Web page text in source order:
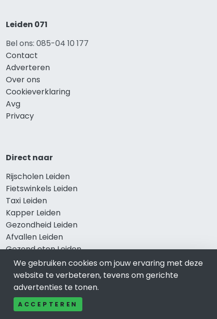
Leiden 071
Bel ons: 085-04 10 177
Contact
Adverteren
Over ons
Cookieverklaring
Avg
Privacy
Direct naar
Rijscholen Leiden
Fietswinkels Leiden
Taxi Leiden
Kapper Leiden
Gezondheid Leiden
Afvallen Leiden
Gezond eten Leiden
Bekend in Leiden
Restaurants Leiden
We gebruiken cookies om jouw ervaring met deze
website te verbeteren, tevens om gerichte
advertenties te tonen.
ACCEPTEREN